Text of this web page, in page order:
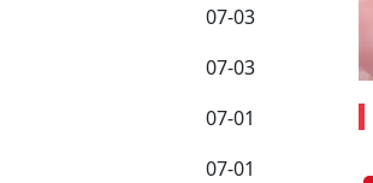
07-03
07-03
07-01
07-01